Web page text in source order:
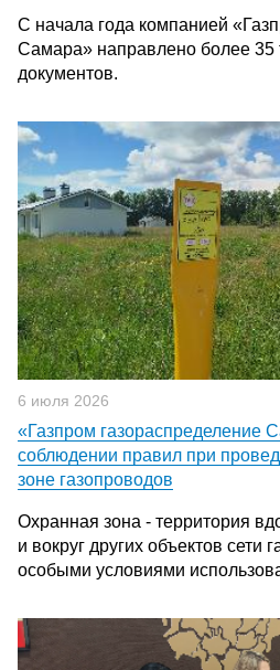
С начала года компанией
Самара» направлено более 35
документов.
6 июля 2026
«Газпром газораспределение
соблюдении правил при
зоне газопроводов
Охранная зона - территория
и вокруг других объектов сети
особыми условиями